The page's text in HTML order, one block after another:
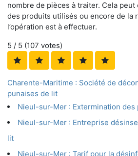
nombre de pièces à traiter. Cela
des produits utilisés ou encore de la
l’opération est à effectuer.
5 / 5 (107 votes)
Charente-Maritime : Société de
punaises de lit
Nieul-sur-Mer : Extermination des
Nieul-sur-Mer : Entreprise
lit
Nieul-sur-Mer : Tarif pour la